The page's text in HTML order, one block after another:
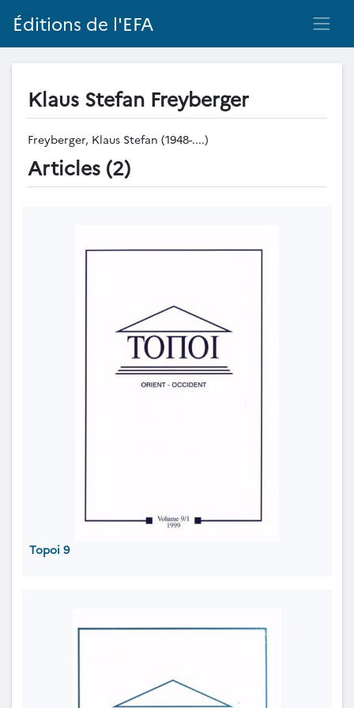
Éditions de l'EFA
Klaus Stefan Freyberger
Freyberger, Klaus Stefan (1948-....)
Articles (2)
Topoi 9